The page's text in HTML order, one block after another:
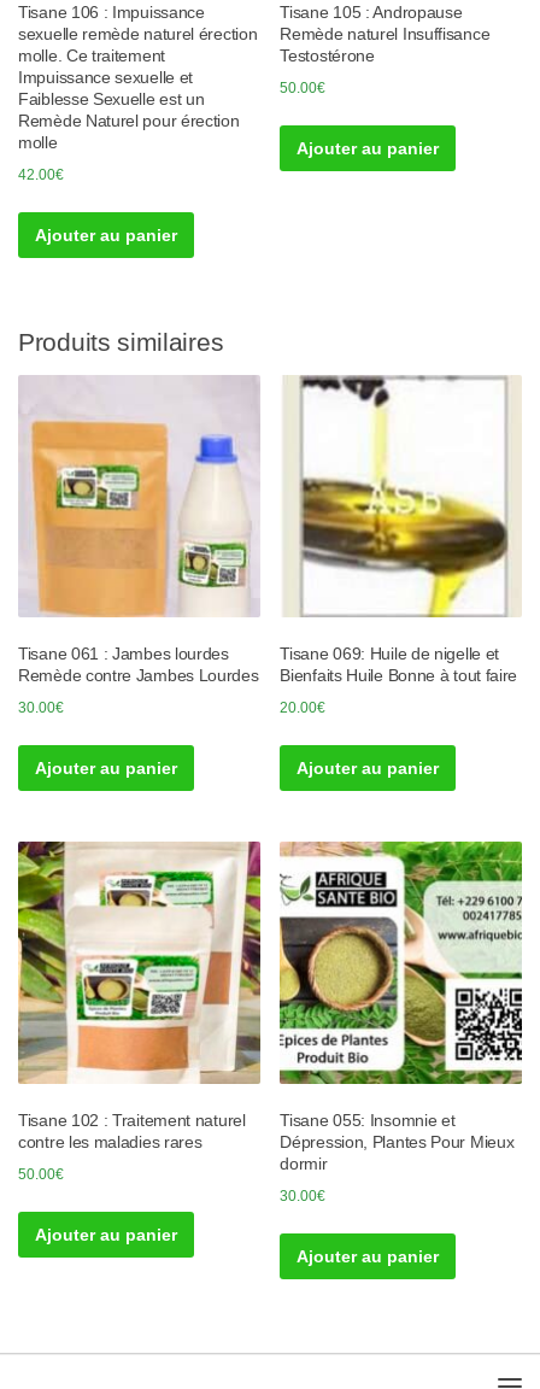
Tisane 106 : Impuissance
sexuelle remède naturel érection
molle. Ce traitement
Impuissance sexuelle et
Faiblesse Sexuelle est un
Remède Naturel pour érection
molle
42.00€
Ajouter au panier
Tisane 105 : Andropause
Remède naturel Insuffisance
Testostérone
50.00€
Ajouter au panier
Produits similaires
Tisane 061 : Jambes lourdes
Remède contre Jambes Lourdes
30.00€
Ajouter au panier
Tisane 069: Huile de nigelle et
Bienfaits Huile Bonne à tout faire
20.00€
Ajouter au panier
Tisane 102 : Traitement naturel
contre les maladies rares
50.00€
Ajouter au panier
Tisane 055: Insomnie et
Dépression, Plantes Pour Mieux
dormir
30.00€
Ajouter au panier